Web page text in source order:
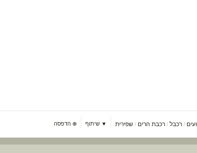
/ רכבל/ רכבת הרים / שפירית ▼ שיתוף ⊕ הדפסה